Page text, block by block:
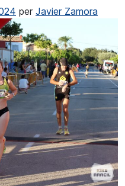
per Javier Zamora